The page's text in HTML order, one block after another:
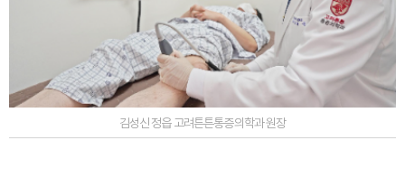
김성신 정읍 고려튼튼통증의학과 원장